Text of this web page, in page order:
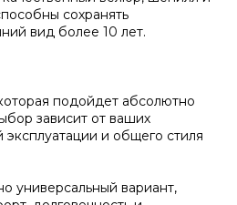
сохранять
вид более 10 лет.
подойдет абсолютно
зависит от ваших
и общего стиля
универсальный вариант,